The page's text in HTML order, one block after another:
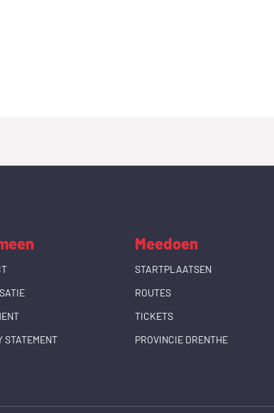
STATEMENT
Meedoen
STARTPLAATSEN
ROUTES
TICKETS
PROVINCIE DRENTHE